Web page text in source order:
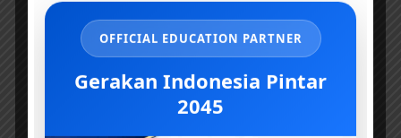
OFFICIAL EDUCATION PARTNER
Gerakan Indonesia Pintar
2045